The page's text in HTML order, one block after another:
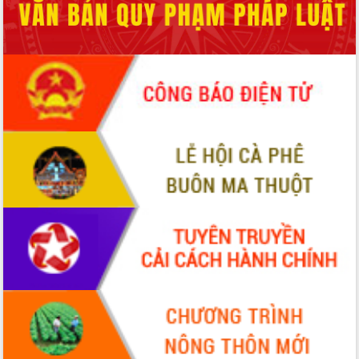
Xây dựng nông thôn mới: Nâng cao đời
sống người dân từ những mô hình thiết
thực
Quyết liệt tháo gỡ vướng mắc, đẩy
nhanh tiến độ các dự án trọng điểm
trong Khu kinh tế Nam Phú Yên
Hòn Yến phát triển du lịch gắn với bảo
tồn biển
Lấy ý kiến điều chỉnh Quy hoạch tỉnh
Đắk Lắk thời kỳ 2021-2030, tầm nhìn
đến năm 2050
Phát động chiến dịch 30 ngày đêm
giải phóng mặt bằng Tuyến đường bộ
ven biển
Đắk Lắk nỗ lực thúc đẩy tăng trưởng
kinh tế từ 10% trở lên trong Quý
Đắk Lắk ký kết thỏa thuận hợp tác về
chuyển đổi số giai đoạn 2026 – 2030
với Tập đoàn Bưu chính Viễn thông
Việt Nam